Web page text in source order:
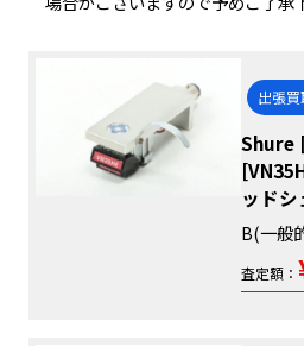
出張買
Shure
ッドシ
B(一般
査定額：